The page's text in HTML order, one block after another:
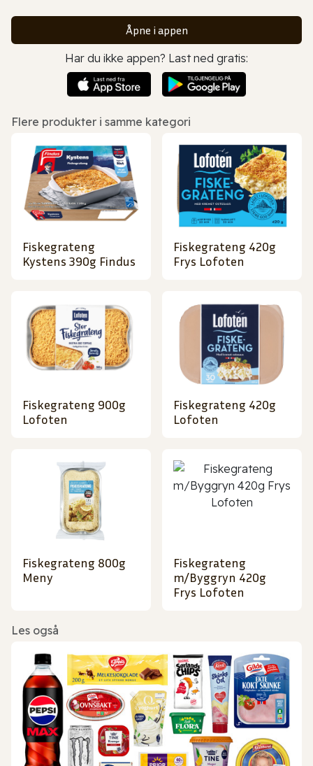
Åpne i appen
Har du ikke appen? Last ned gratis:
Flere produkter i samme kategori
Fiskegrateng
Kystens 390g Findus
Fiskegrateng 420g
Frys Lofoten
Fiskegrateng 900g
Lofoten
Fiskegrateng 420g
Lofoten
Fiskegrateng 800g
Meny
Fiskegrateng
m/Byggryn 420g
Frys Lofoten
Les også